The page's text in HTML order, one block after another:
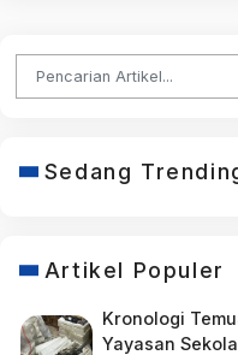
Sedang
Artikel Populer
Kronologi
Yayasan